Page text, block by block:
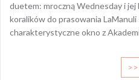
duetem: mroczną Wednesday i
koralików do prasowania
charakterystyczne okno z